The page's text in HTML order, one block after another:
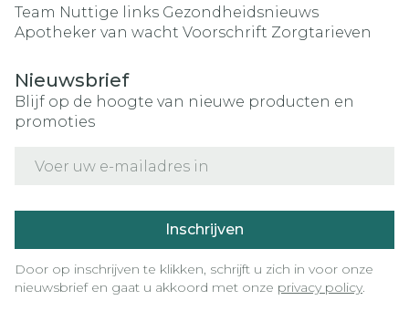
Team Nuttige links Gezondheidsnieuws
Apotheker van wacht Voorschrift Zorgtarieven
Nieuwsbrief
Blijf op de hoogte van nieuwe producten en
promoties
Inschrijven
Door op inschrijven te klikken, schrijft u zich in voor onze
nieuwsbrief en gaat u akkoord met onze privacy policy.